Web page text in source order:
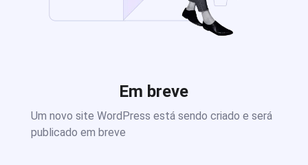
Em breve
Um novo site WordPress está sendo criado e será
publicado em breve